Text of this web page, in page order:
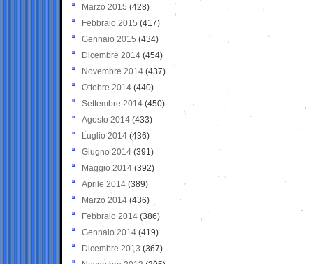
Marzo 2015 (428)
Febbraio 2015 (417)
Gennaio 2015 (434)
Dicembre 2014 (454)
Novembre 2014 (437)
Ottobre 2014 (440)
Settembre 2014 (450)
Agosto 2014 (433)
Luglio 2014 (436)
Giugno 2014 (391)
Maggio 2014 (392)
Aprile 2014 (389)
Marzo 2014 (436)
Febbraio 2014 (386)
Gennaio 2014 (419)
Dicembre 2013 (367)